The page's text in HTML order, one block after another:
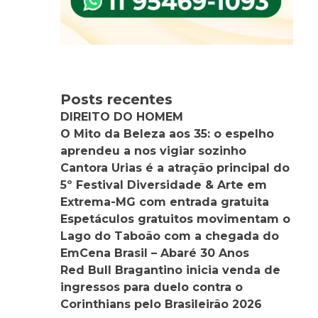
Posts recentes
DIREITO DO HOMEM
O Mito da Beleza aos 35: o espelho
aprendeu a nos vigiar sozinho
Cantora Urias é a atração principal do
5º Festival Diversidade & Arte em
Extrema-MG com entrada gratuita
Espetáculos gratuitos movimentam o
Lago do Taboão com a chegada do
EmCena Brasil – Abaré 30 Anos
Red Bull Bragantino inicia venda de
ingressos para duelo contra o
Corinthians pelo Brasileirão 2026